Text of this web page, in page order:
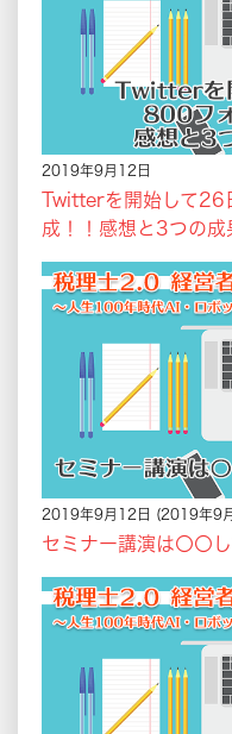
2019年9月12日
Twitterを開始して26
成！！感想と3つの成
2019年9月12日 (2019年9
セミナー講演は〇〇